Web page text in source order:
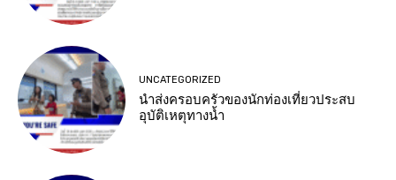
UNCATEGORIZED
นำส่งครอบครัวของนักท่องเที่ยวประสบ
อุบัติเหตุทางน้ำ